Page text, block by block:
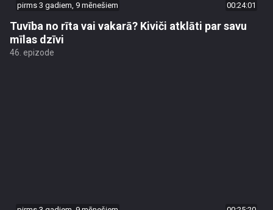
pirms 3 gadiem, 9 mēnešiem 00:24:01
Tuvība no rīta vai vakarā? Kiviči atklāti par savu
mīlas dzīvi
46. epizode